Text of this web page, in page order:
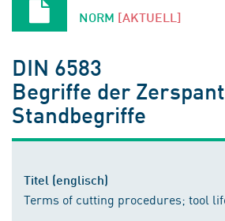
NORM [AKTUELL]
DIN 6583
Begriffe der
Standbegriffe
Titel (englisch)
Terms of cutting procedures; tool